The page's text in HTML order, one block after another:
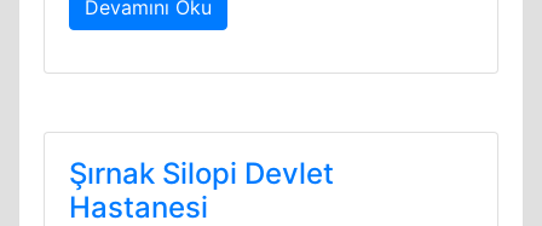
Devamını Oku
Şırnak Silopi Devlet
Hastanesi